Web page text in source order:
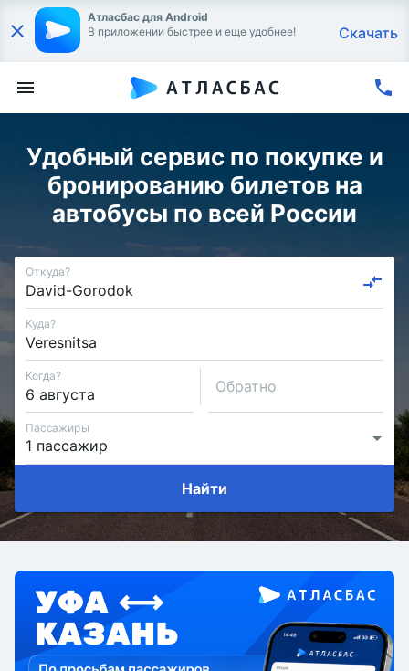
Атласбас для Android
В приложении быстрее и еще удобнее!
Скачать
Удобный сервис по покупке и
бронированию билетов на
автобусы по всей России
Откуда?
Куда?
Когда?
Обратно
Пассажиры
Найти